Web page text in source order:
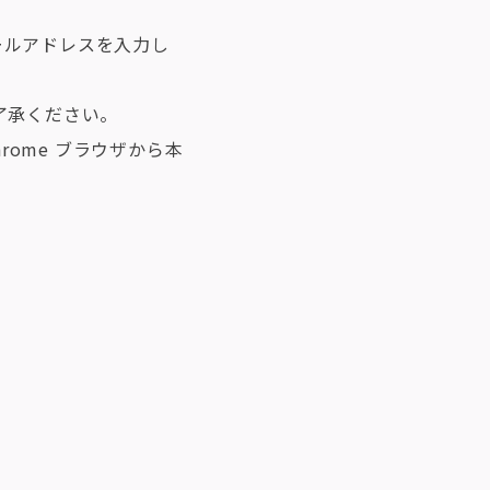
アドレスを入力し
ください。
ブラウザから本